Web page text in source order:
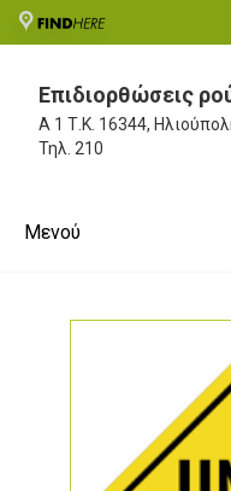
Επιδιορθώσεις
Α 1 Τ.Κ. 16344,
Τηλ. 210
Μενού